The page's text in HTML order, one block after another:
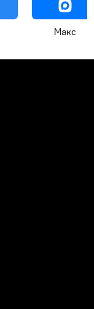
Макс